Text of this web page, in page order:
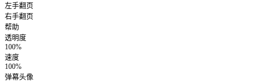
左手翻页
右手翻页
帮助
透明度
100%
速度
100%
弹幕头像